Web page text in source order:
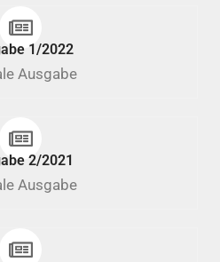
1/2022
Ausgabe
2/2021
Ausgabe